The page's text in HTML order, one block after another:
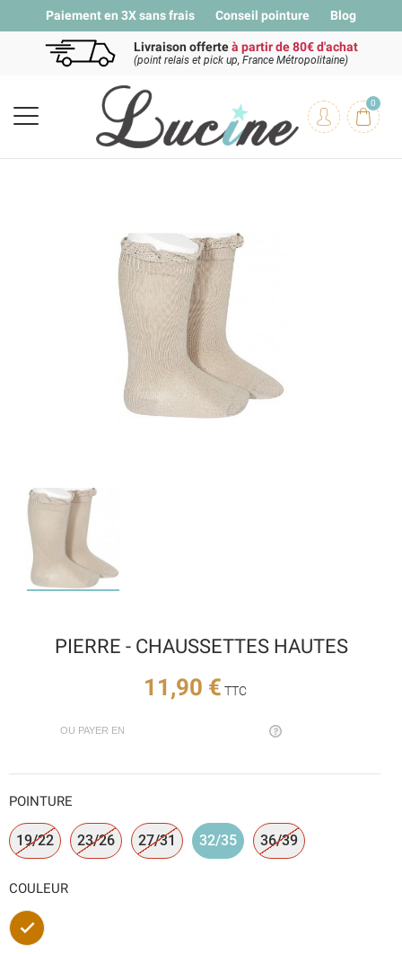
Paiement en 3X sans frais Conseil pointure Blog
Livraison offerteà partir de 80€ d'achat
(point relais et pick up, France Métropolitaine)
0
PIERRE - CHAUSSETTES HAUTES
11,90 € TTC
OU PAYER EN
POINTURE
19/22 23/26 27/31 32/35 36/39
COULEUR
Marron